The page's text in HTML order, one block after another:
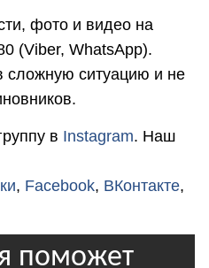
фото и видео на
(Viber, WhatsApp).
сложную ситуацию и не
в Instagram. Наш
, Facebook, ВКонтакте,